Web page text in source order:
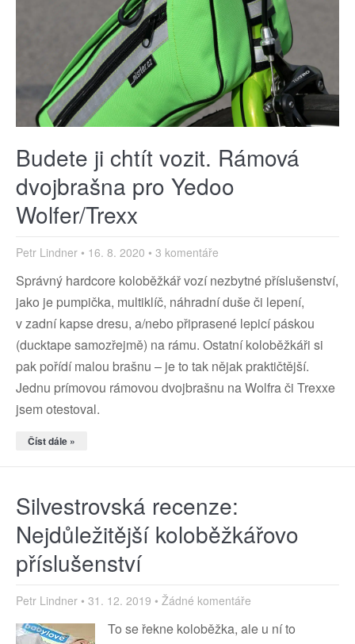
Budete ji chtít vozit. Rámová
dvojbrašna pro Yedoo
Wolfer/Trexx
Petr Lindner 16. 8. 2020 3 komentáře
Správný hardcore koloběžkář vozí nezbytné příslušenství,
jako je pumpička, multiklíč, náhradní duše či lepení,
v zadní kapse dresu, a/nebo připrasené lepicí páskou
(ducktape samozřejmě) na rámu. Ostatní koloběžkáři si
pak pořídí malou brašnu – je to tak nějak praktičtější.
Jednu prímovou rámovou dvojbrašnu na Wolfra či Trexxe
jsem otestoval.
Číst dále »
Silvestrovská recenze:
Nejdůležitější koloběžkářovo
příslušenství
Petr Lindner 31. 12. 2019 Žádné komentáře
To se řekne koloběžka, ale u ní to